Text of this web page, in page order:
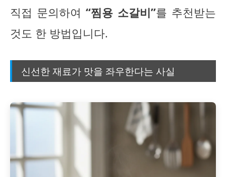
직접 문의하여 “찜용 소갈비”를 추천받는
것도 한 방법입니다.
신선한 재료가 맛을 좌우한다는 사실